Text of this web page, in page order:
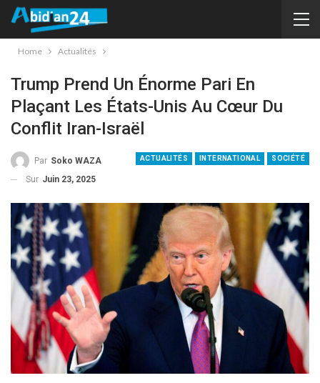
Home Actualités
Trump Prend Un Énorme Pari En
Plaçant Les États-Unis Au Cœur Du
Conflit Iran-Israël
ACTUALITÉS INTERNATIONAL SOCIÉTÉ
Par Soko WAZA
Sur Juin 23, 2025